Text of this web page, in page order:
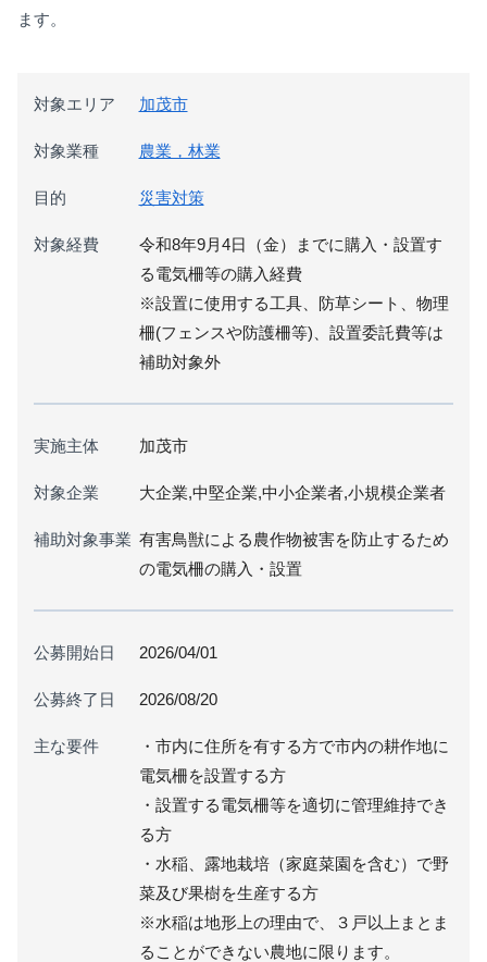
ます。
対象エリア 加茂市
対象業種 農業，林業
目的 災害対策
対象経費
令和8年9月4日（金）までに購入・設置す
る電気柵等の購入経費
※設置に使用する工具、防草シート、物理
柵(フェンスや防護柵等)、設置委託費等は
補助対象外
実施主体 加茂市
対象企業 大企業,中堅企業,中小企業者,小規模企業者
補助対象事業 有害鳥獣による農作物被害を防止するため
の電気柵の購入・設置
公募開始日 2026/04/01
公募終了日 2026/08/20
主な要件
・市内に住所を有する方で市内の耕作地に
電気柵を設置する方
・設置する電気柵等を適切に管理維持でき
る方
・水稲、露地栽培（家庭菜園を含む）で野
菜及び果樹を生産する方
※水稲は地形上の理由で、３戸以上まとま
ることができない農地に限ります。